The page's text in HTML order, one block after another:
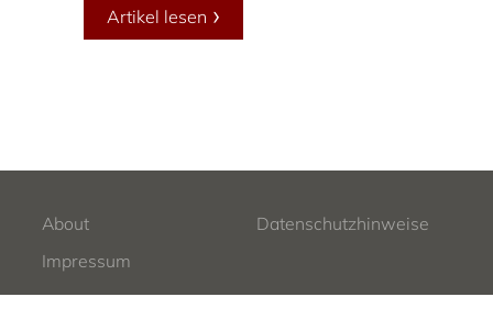
Artikel lesen
About
Datenschutzhinweise
Impressum